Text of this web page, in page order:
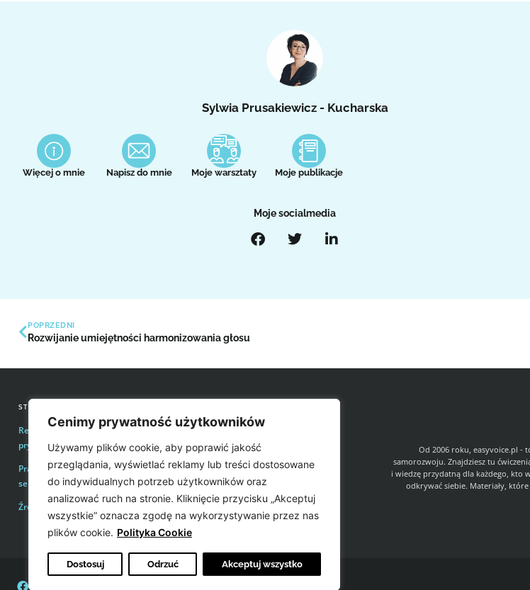
Cenimy prywatność użytkowników
Używamy plików cookie, aby poprawić jakość
przeglądania, wyświetlać reklamy lub treści dostosowane
do indywidualnych potrzeb użytkowników oraz
analizować ruch na stronie. Kliknięcie przycisku „Akceptuj
wszystkie” oznacza zgodę na wykorzystywanie przez nas
plików cookie. Polityka Cookie
Dostosuj Odrzuć Akceptuj wszystko
Sylwia Prusakiewicz - Kucharska
Więcej o mnie Napisz do mnie Moje warsztaty Moje publikacje
Moje socialmedia
POPRZEDNI
Rozwijanie umiejętności harmonizowania głosu
STRONY INFORMACYJNE
Regulamin zakupów i polityka
prywatności
Prawa autorskie i wykorzystywanie treści
serwisu
Źródła
Email:redakcja@easyvoice.pl
WSPÓŁPRACE, OFERTY
Email: karol@easyvoice.pl
Od 2006 roku, easyvoice.pl -
samorozwoju. Znajdziesz tu
i wiedzę przydatną dla każdego, kto
odkrywać siebie. Materiały,